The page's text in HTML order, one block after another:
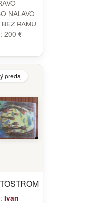
NALAVO
BEZ RAMU
200 €
predaj
Ivan